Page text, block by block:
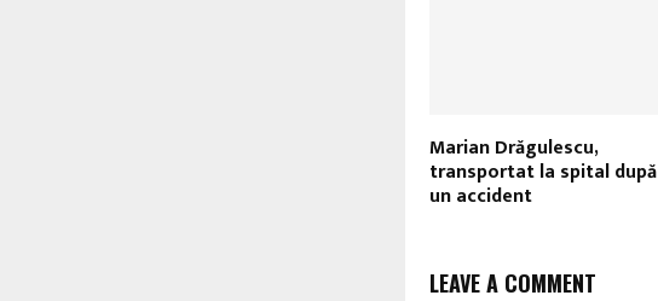
Marian Drăgulescu,
transportat la spital după
un accident
LEAVE A COMMENT